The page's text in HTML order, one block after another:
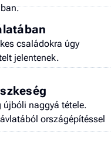
családokra úgy
jelentenek.
naggyá tétele.
országépítéssel